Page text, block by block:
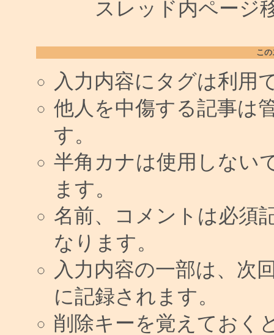
スレッド内ページ
こ
入力内容にタグは利用
他人を中傷する記事は
す。
半角カナは使用しない
ます。
名前、コメントは必須
なります。
入力内容の一部は、次
に記録されます。
削除キーを覚えておく